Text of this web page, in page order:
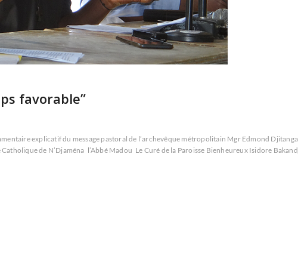
favorable”
explicatif du message pastoral de l’archevêque métropolitain Mgr Edmond
Catholique de N’Djaména l’Abbé Madou Le Curé de la Paroisse Bienheureux Isidore